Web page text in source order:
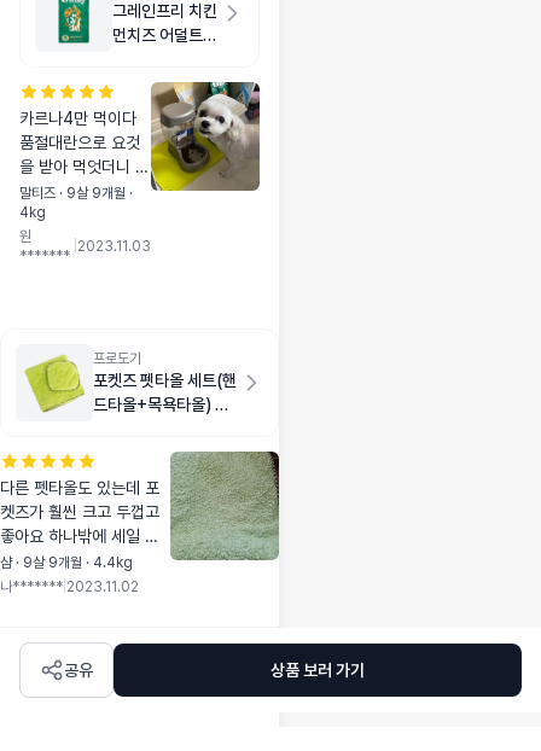
그레인프리 치킨
먼치즈 어덜트
카르나4만 먹이다
품절대란으로 요것
을 받아 먹엇더니 잘
멋긴하네요 ㅋㅋㅋ
카르나4 마니 수입
해주세요
말티즈 · 9살 9개월 ·
4kg
원
*******
2023.11.03
프로도기
포켓즈 펫타올 세트(핸
드타올+목욕타올) 그
다른 펫타올도 있는데 포
켓즈가 훨씬 크고 두껍고
좋아요 하나밖에 세일 안
해서 하나만 산게 아쉽네
요 꼭 득템하세요
샴 · 9살 9개월 · 4.4kg
나******* 2023.11.02
공유 상품 보러 가기